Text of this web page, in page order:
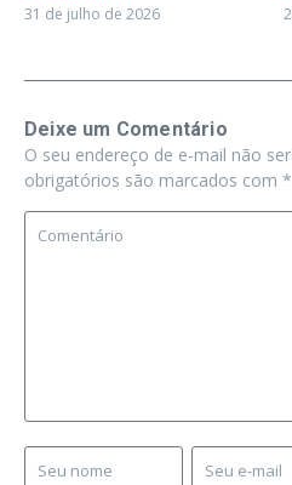
31 de julho de 2026
Deixe um Comentário
O seu endereço de e-mail não
obrigatórios são marcados com *